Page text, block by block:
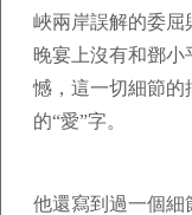
峽兩岸誤解的委屈
晚宴上沒有和鄧小
憾，這一切細節的
的“愛”字。
他還寫到過一個細